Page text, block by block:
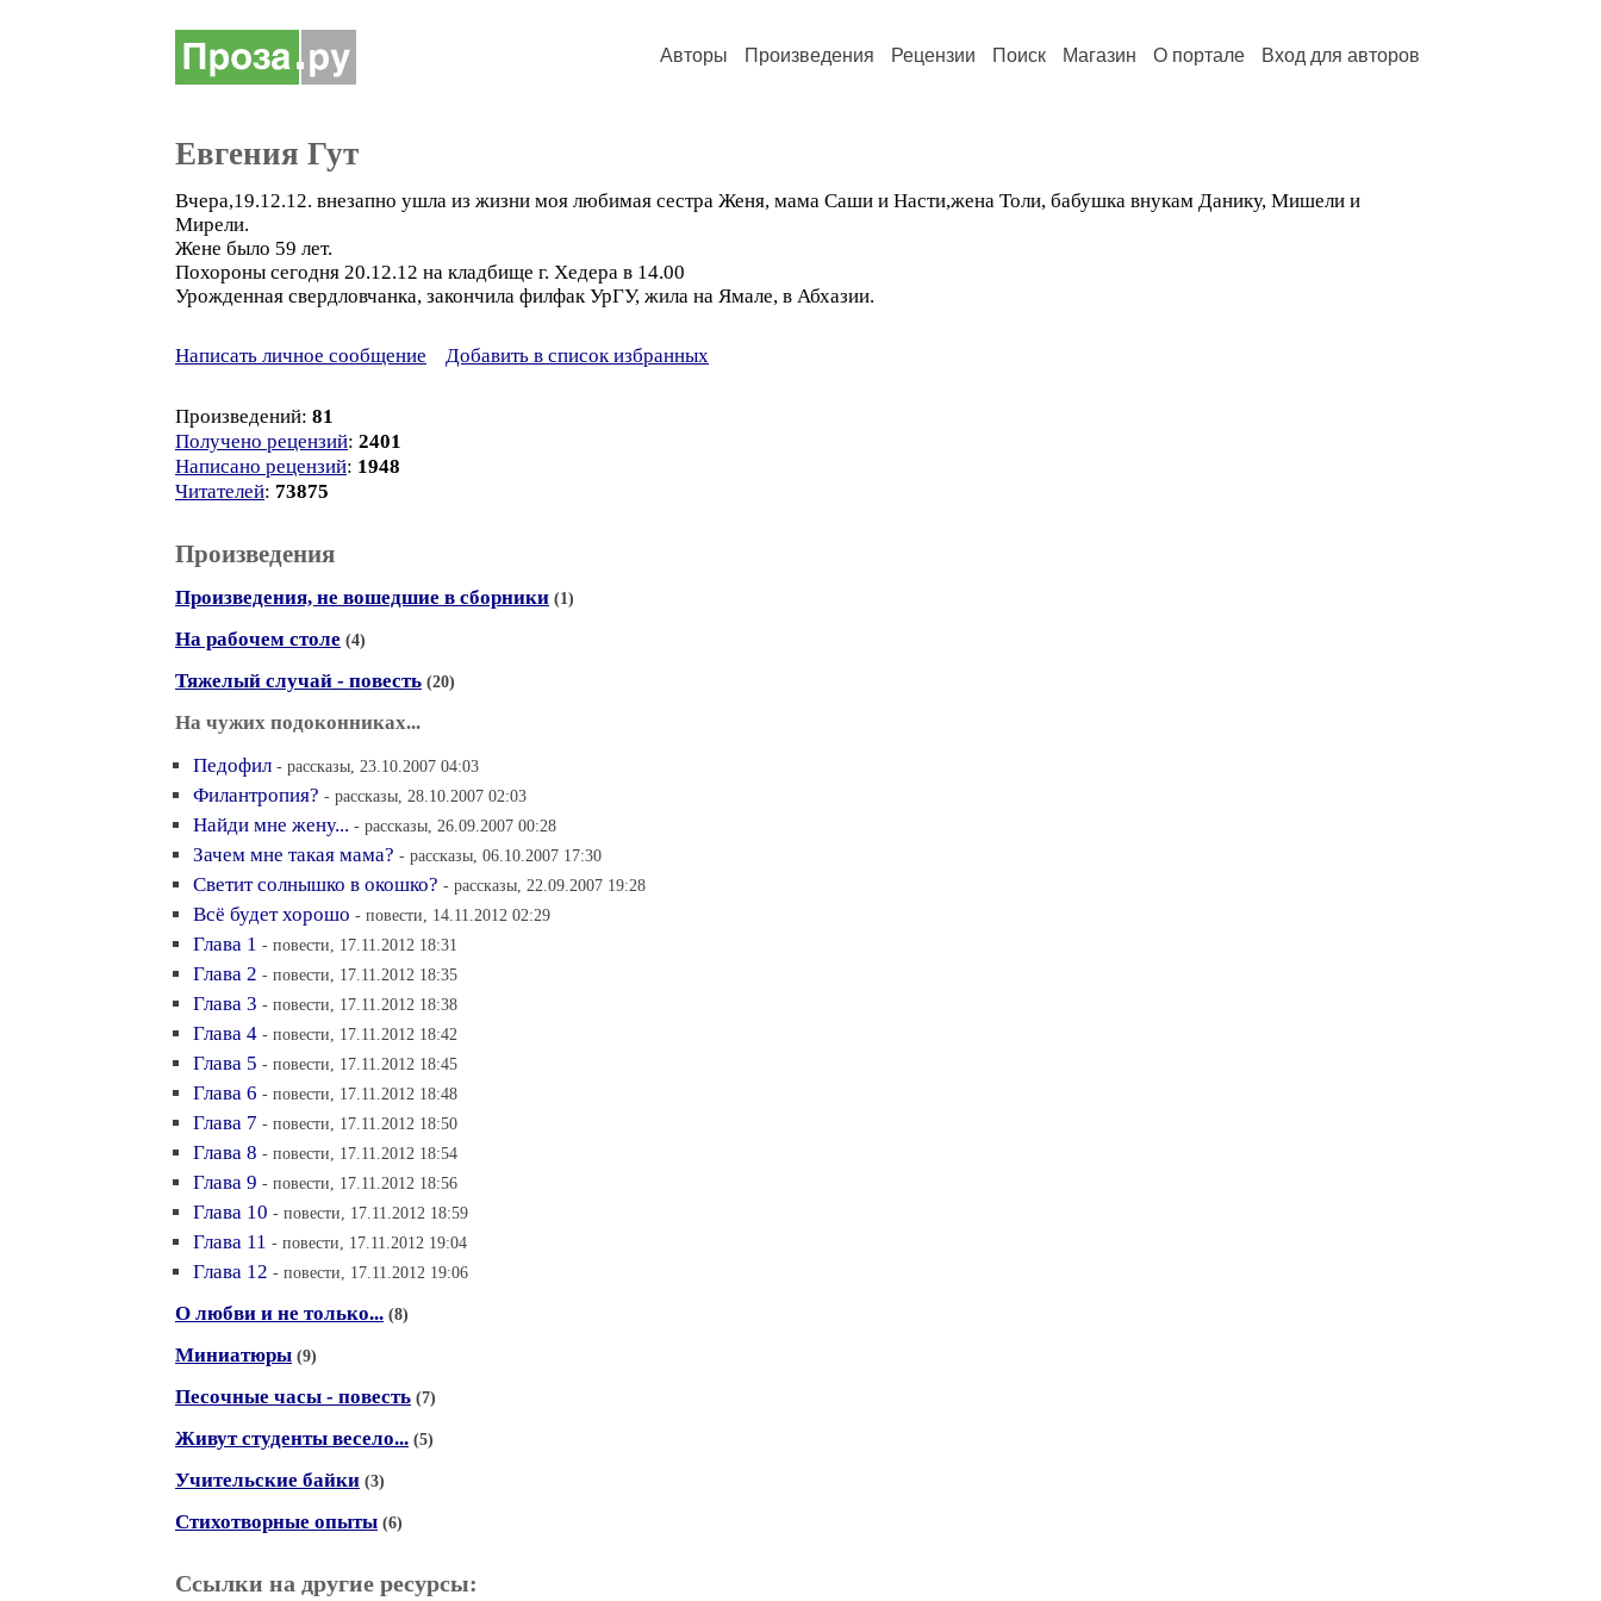
Авторы Произведения Рецензии Поиск Магазин О портале Вход для авторов
Евгения Гут
Вчера,19.12.12. внезапно ушла из жизни моя любимая сестра Женя, мама Саши и Насти,жена Толи, бабушка внукам Данику, Мишели и
Мирели.
Жене было 59 лет.
Похороны сегодня 20.12.12 на кладбище г. Хедера в 14.00
Урожденная свердловчанка, закончила филфак УрГУ, жила на Ямале, в Абхазии.
Написать личное сообщение Добавить в список избранных
Произведений: 81
Получено рецензий: 2401
Написано рецензий: 1948
Читателей: 73875
Произведения
Произведения, не вошедшие в сборники (1)
На рабочем столе (4)
Тяжелый случай - повесть (20)
На чужих подоконниках...
Педофил - рассказы, 23.10.2007 04:03
Филантропия? - рассказы, 28.10.2007 02:03
Найди мне жену... - рассказы, 26.09.2007 00:28
Зачем мне такая мама? - рассказы, 06.10.2007 17:30
Светит солнышко в окошко? - рассказы, 22.09.2007 19:28
Всё будет хорошо - повести, 14.11.2012 02:29
Глава 1 - повести, 17.11.2012 18:31
Глава 2 - повести, 17.11.2012 18:35
Глава 3 - повести, 17.11.2012 18:38
Глава 4 - повести, 17.11.2012 18:42
Глава 5 - повести, 17.11.2012 18:45
Глава 6 - повести, 17.11.2012 18:48
Глава 7 - повести, 17.11.2012 18:50
Глава 8 - повести, 17.11.2012 18:54
Глава 9 - повести, 17.11.2012 18:56
Глава 10 - повести, 17.11.2012 18:59
Глава 11 - повести, 17.11.2012 19:04
Глава 12 - повести, 17.11.2012 19:06
О любви и не только... (8)
Миниатюры (9)
Песочные часы - повесть (7)
Живут студенты весело... (5)
Учительские байки (3)
Стихотворные опыты (6)
Ссылки на другие ресурсы: